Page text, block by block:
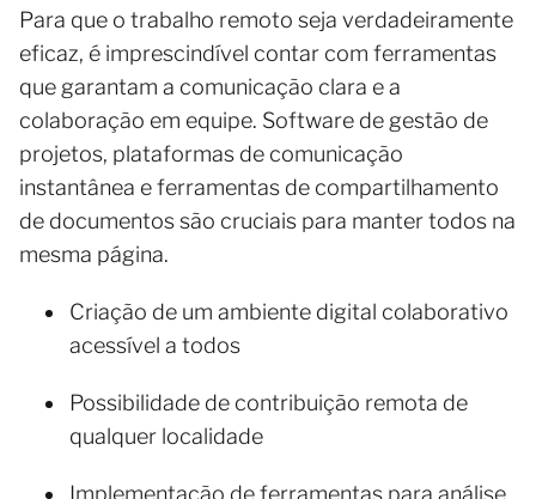
Para que o trabalho remoto seja verdadeiramente
eficaz, é imprescindível contar com ferramentas
que garantam a comunicação clara e a
colaboração em equipe. Software de gestão de
projetos, plataformas de comunicação
instantânea e ferramentas de compartilhamento
de documentos são cruciais para manter todos na
mesma página.
Criação de um ambiente digital colaborativo
acessível a todos
Possibilidade de contribuição remota de
qualquer localidade
Implementação de ferramentas para análise